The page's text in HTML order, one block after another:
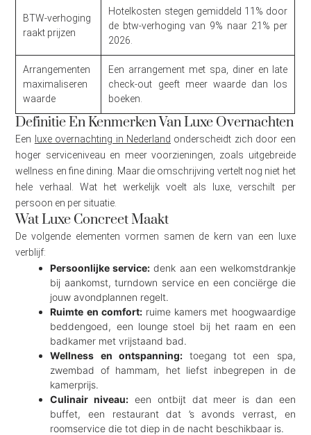
BTW-verhoging
raakt prijzen
Hotelkosten stegen gemiddeld 11% door
de btw-verhoging van 9% naar 21% per
2026.
Arrangementen
maximaliseren
waarde
Een arrangement met spa, diner en late
check-out geeft meer waarde dan los
boeken.
Definitie En Kenmerken Van Luxe Overnachten
Een luxe overnachting in Nederland onderscheidt zich door een
hoger serviceniveau en meer voorzieningen, zoals uitgebreide
wellness en fine dining. Maar die omschrijving vertelt nog niet het
hele verhaal. Wat het werkelijk voelt als luxe, verschilt per
persoon en per situatie.
Wat Luxe Concreet Maakt
De volgende elementen vormen samen de kern van een luxe
verblijf:
Persoonlijke service: denk aan een welkomstdrankje
bij aankomst, turndown service en een conciërge die
jouw avondplannen regelt.
Ruimte en comfort:ruime kamers met hoogwaardige
beddengoed, een lounge stoel bij het raam en een
badkamer met vrijstaand bad.
Wellness en ontspanning:toegang tot een spa,
zwembad of hammam, het liefst inbegrepen in de
kamerprijs.
Culinair niveau: een ontbijt dat meer is dan een
buffet, een restaurant dat ’s avonds verrast, en
roomservice die tot diep in de nacht beschikbaar is.